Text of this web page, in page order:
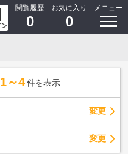
閲覧履歴
0
お気に入り
0
メニュー
1～4 件を表示
変更
変更